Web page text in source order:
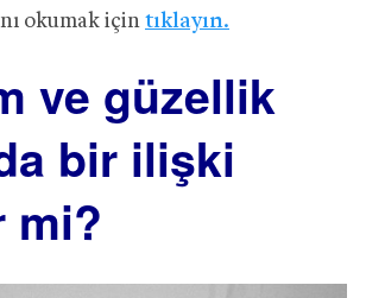
okumak için tıklayın.
ve güzellik
bir ilişki
mi?